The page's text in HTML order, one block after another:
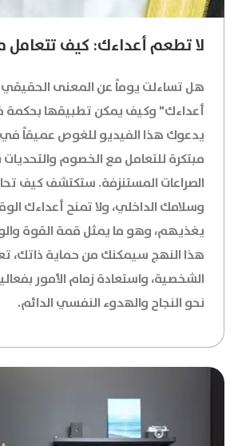
لا تطعم أعداءك: كيف تتعامل
هل تساءلت يوماً عن المعنى الحقيقي
أعداءك" وكيف يمكن تطبيقها بحكمة
يدعوك هذا الفيديو للغوص عميقاً في
مبتكرة للتعامل مع الخصوم والتحديات
الصراعات المستنزفة. ستكتشف كيف
وسلامك الداخلي، ولا تمنح أعداءك
يغذيهم، وهو ما يمثل قمة القوة
هذا النهج سيمكنك من حماية ذاتك،
الشخصية، واستعادة زمام الأمور
نحو النجاح والهدوء النفسي الدائم.